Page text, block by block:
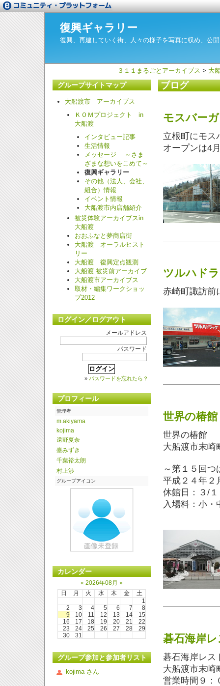
復興ギャラリー
復興、再建していく街、人々の様子を写真に収め、公
３１１まるごとアーカイブス > 大
ブログ
モスバー
立根町にモス
オープンは4
ツルハド
赤崎町諏訪
世界の椿館
世界の椿館
大船渡市末崎
～第１５回つ
平成２４年２
休館日：３/
入場料：小
碁石海岸
碁石海岸レス
大船渡市末崎
営業時間９：
グループサイトマップ
大船渡市 アーカイブス
ＫＯＭプロジェクト in
大船渡
インタビュー記事
生活情報
メッセージ ～さま
ざまな想いをこめて～
復興ギャラリー
その他（法人、会社、
組合）情報
イベント情報
大船渡市内店舗紹介
被災体験アーカイブスin
大船渡
おおふなと夢商店街
大船渡 オーラルヒスト
リー
大船渡 復興定点観測
大船渡 被災前アーカイブ
大船渡市アーカイブス
取材・編集ワークショッ
プ2012
ログイン／ログアウト
メールアドレス
パスワード
» パスワードを忘れたら？
プロフィール
管理者
m. akiyama
kojima
遠野夏奈
臺みずき
千葉裕太朗
村上涉
グループアイコン
カレンダー
« 2026年08月 »
日
月 火 水 木 金
土
1
2
3 4 5 6 7
8
9
10 11 12 13 14
15
16
17 18 19 20 21
22
23
24 25 26 27 28
29
30
31
グループ参加と参加者リスト
kojima さん